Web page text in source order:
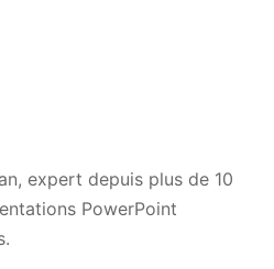
expert depuis plus de 10
PowerPoint